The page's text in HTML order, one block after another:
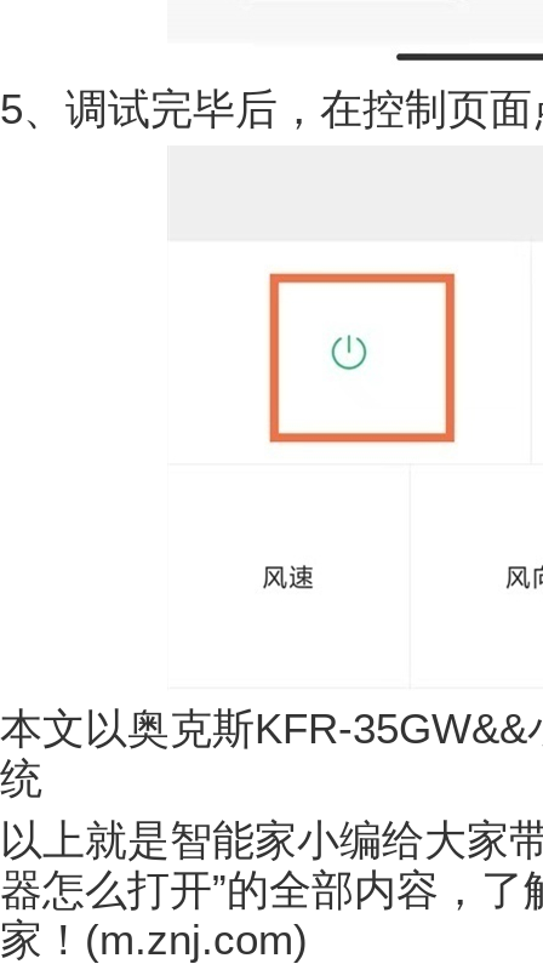
5、调试完毕后，在控制页
本文以奥克斯KFR-
统
以上就是智能家小编给大家
器怎么打开”的全部内容，
家！(m.znj.com)